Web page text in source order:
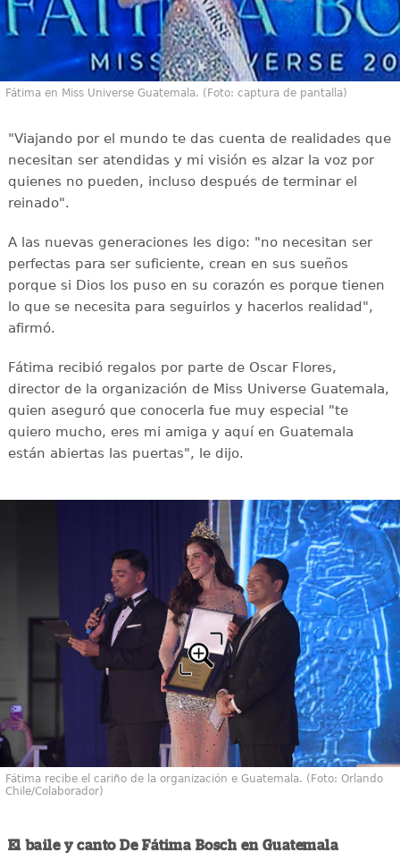
Fátima en Miss Universe Guatemala. (Foto: captura de pantalla)
"Viajando por el mundo te das cuenta de realidades que
necesitan ser atendidas y mi visión es alzar la voz por
quienes no pueden, incluso después de terminar el
reinado".
A las nuevas generaciones les digo: "no necesitan ser
perfectas para ser suficiente, crean en sus sueños
porque si Dios los puso en su corazón es porque tienen
lo que se necesita para seguirlos y hacerlos realidad",
afirmó.
Fátima recibió regalos por parte de Oscar Flores,
director de la organización de Miss Universe Guatemala,
quien aseguró que conocerla fue muy especial "te
quiero mucho, eres mi amiga y aquí en Guatemala
están abiertas las puertas", le dijo.
Fátima recibe el cariño de la organización e Guatemala. (Foto: Orlando
Chile/Colaborador)
El baile y canto De Fátima Bosch en Guatemala